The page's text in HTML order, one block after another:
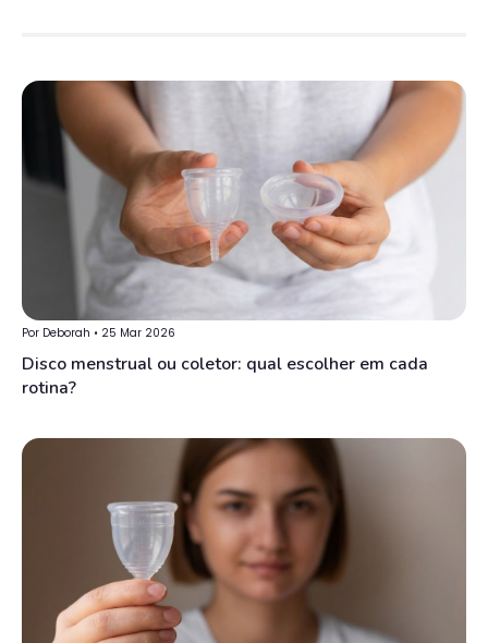
Por Deborah • 25 Mar 2026
Disco menstrual ou coletor: qual escolher em cada
rotina?